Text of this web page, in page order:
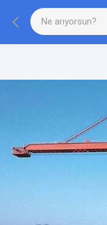
gtag('config', 'G-